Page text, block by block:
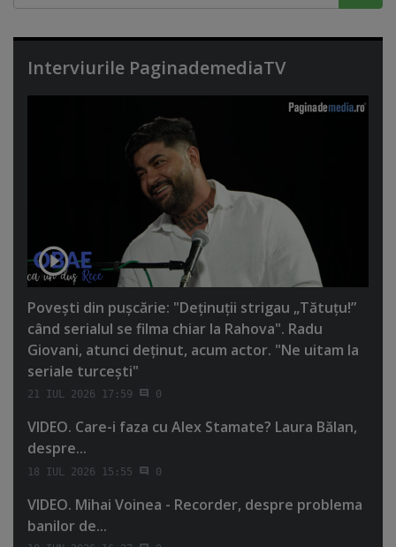
Interviurile PaginademediaTV
Poveşti din puşcărie: "Deţinuţii strigau „Tătuţu!”
când serialul se filma chiar la Rahova". Radu
Giovani, atunci deţinut, acum actor. "Ne uitam la
seriale turceşti"
21 IUL 2026 17:59 0
VIDEO. Care-i faza cu Alex Stamate? Laura Bălan,
despre...
18 IUL 2026 15:55 0
VIDEO. Mihai Voinea - Recorder, despre problema
banilor de...